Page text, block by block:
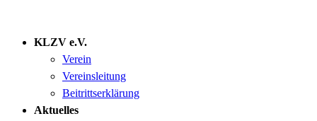
KLZV e.V.
Verein
Vereinsleitung
Beitrittserklärung
Aktuelles